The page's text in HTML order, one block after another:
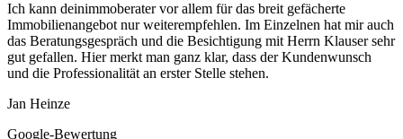
Ich kann deinimmoberater vor allem für das breit gefächerte
Immobilienangebot nur weiterempfehlen. Im Einzelnen hat mir auch
das Beratungsgespräch und die Besichtigung mit Herrn Klauser sehr
gut gefallen. Hier merkt man ganz klar, dass der Kundenwunsch
und die Professionalität an erster Stelle stehen.
Jan Heinze
Google-Bewertung